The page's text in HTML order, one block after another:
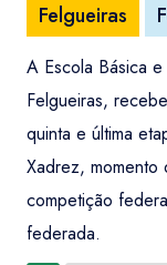
Felgueiras
A Escola Básica
Felgueiras,
quinta e última
Xadrez,
competição
federada.